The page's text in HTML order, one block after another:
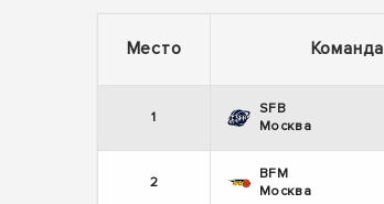
Место Команда
1
SFB
Москва
2
BFM
Москва